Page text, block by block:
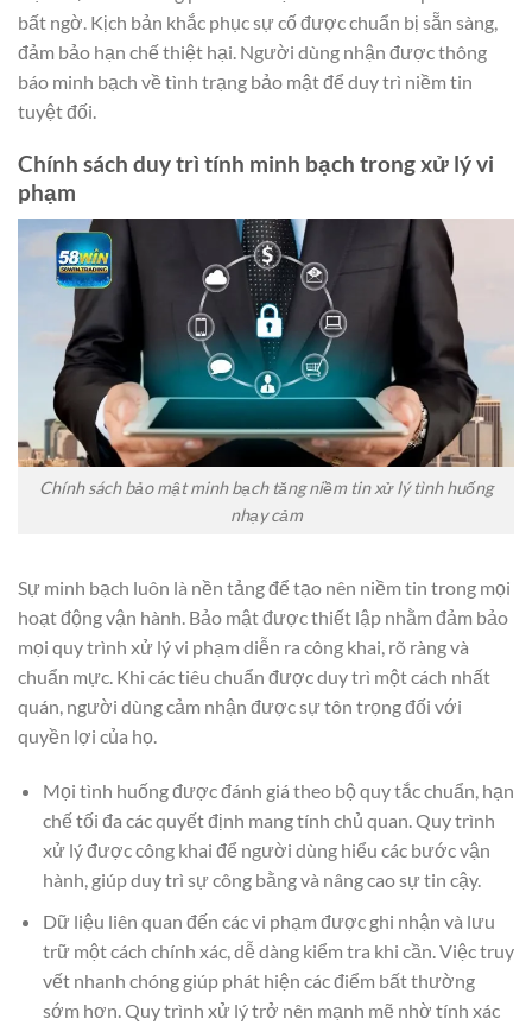
bất ngờ. Kịch bản khắc phục sự cố được chuẩn bị sẵn sàng,
đảm bảo hạn chế thiệt hại. Người dùng nhận được thông
báo minh bạch về tình trạng bảo mật để duy trì niềm tin
tuyệt đối.
Chính sách duy trì tính minh bạch trong xử lý vi
phạm
Chính sách bảo mật minh bạch tăng niềm tin xử lý tình huống
nhạy cảm
Sự minh bạch luôn là nền tảng để tạo nên niềm tin trong mọi
hoạt động vận hành. Bảo mật được thiết lập nhằm đảm bảo
mọi quy trình xử lý vi phạm diễn ra công khai, rõ ràng và
chuẩn mực. Khi các tiêu chuẩn được duy trì một cách nhất
quán, người dùng cảm nhận được sự tôn trọng đối với
quyền lợi của họ.
Mọi tình huống được đánh giá theo bộ quy tắc chuẩn, hạn
chế tối đa các quyết định mang tính chủ quan. Quy trình
xử lý được công khai để người dùng hiểu các bước vận
hành, giúp duy trì sự công bằng và nâng cao sự tin cậy.
Dữ liệu liên quan đến các vi phạm được ghi nhận và lưu
trữ một cách chính xác, dễ dàng kiểm tra khi cần. Việc truy
vết nhanh chóng giúp phát hiện các điểm bất thường
sớm hơn. Quy trình xử lý trở nên mạnh mẽ nhờ tính xác